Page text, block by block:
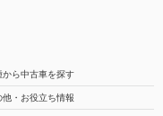
から中古車を探す
他・お役立ち情報